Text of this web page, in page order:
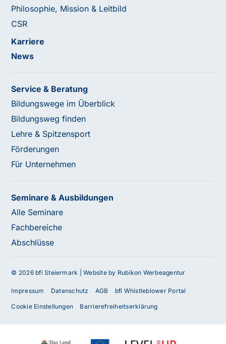
Philosophie, Mission & Leitbild
CSR
Karriere
News
Service & Beratung
Bildungswege im Überblick
Bildungsweg finden
Lehre & Spitzensport
Förderungen
Für Unternehmen
Seminare & Ausbildungen
Alle Seminare
Fachbereiche
Abschlüsse
© 2026 bfi Steiermark |Website by Rubikon Werbeagentur
Impressum Datenschutz AGB bfi Whistleblower Portal
Cookie Einstellungen Barrierefreiheitserklärung